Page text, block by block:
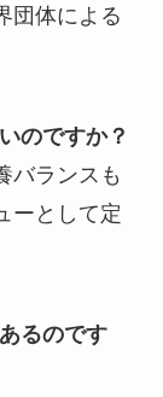
団体による
のですか？
バランスも
ーとして定
るのです